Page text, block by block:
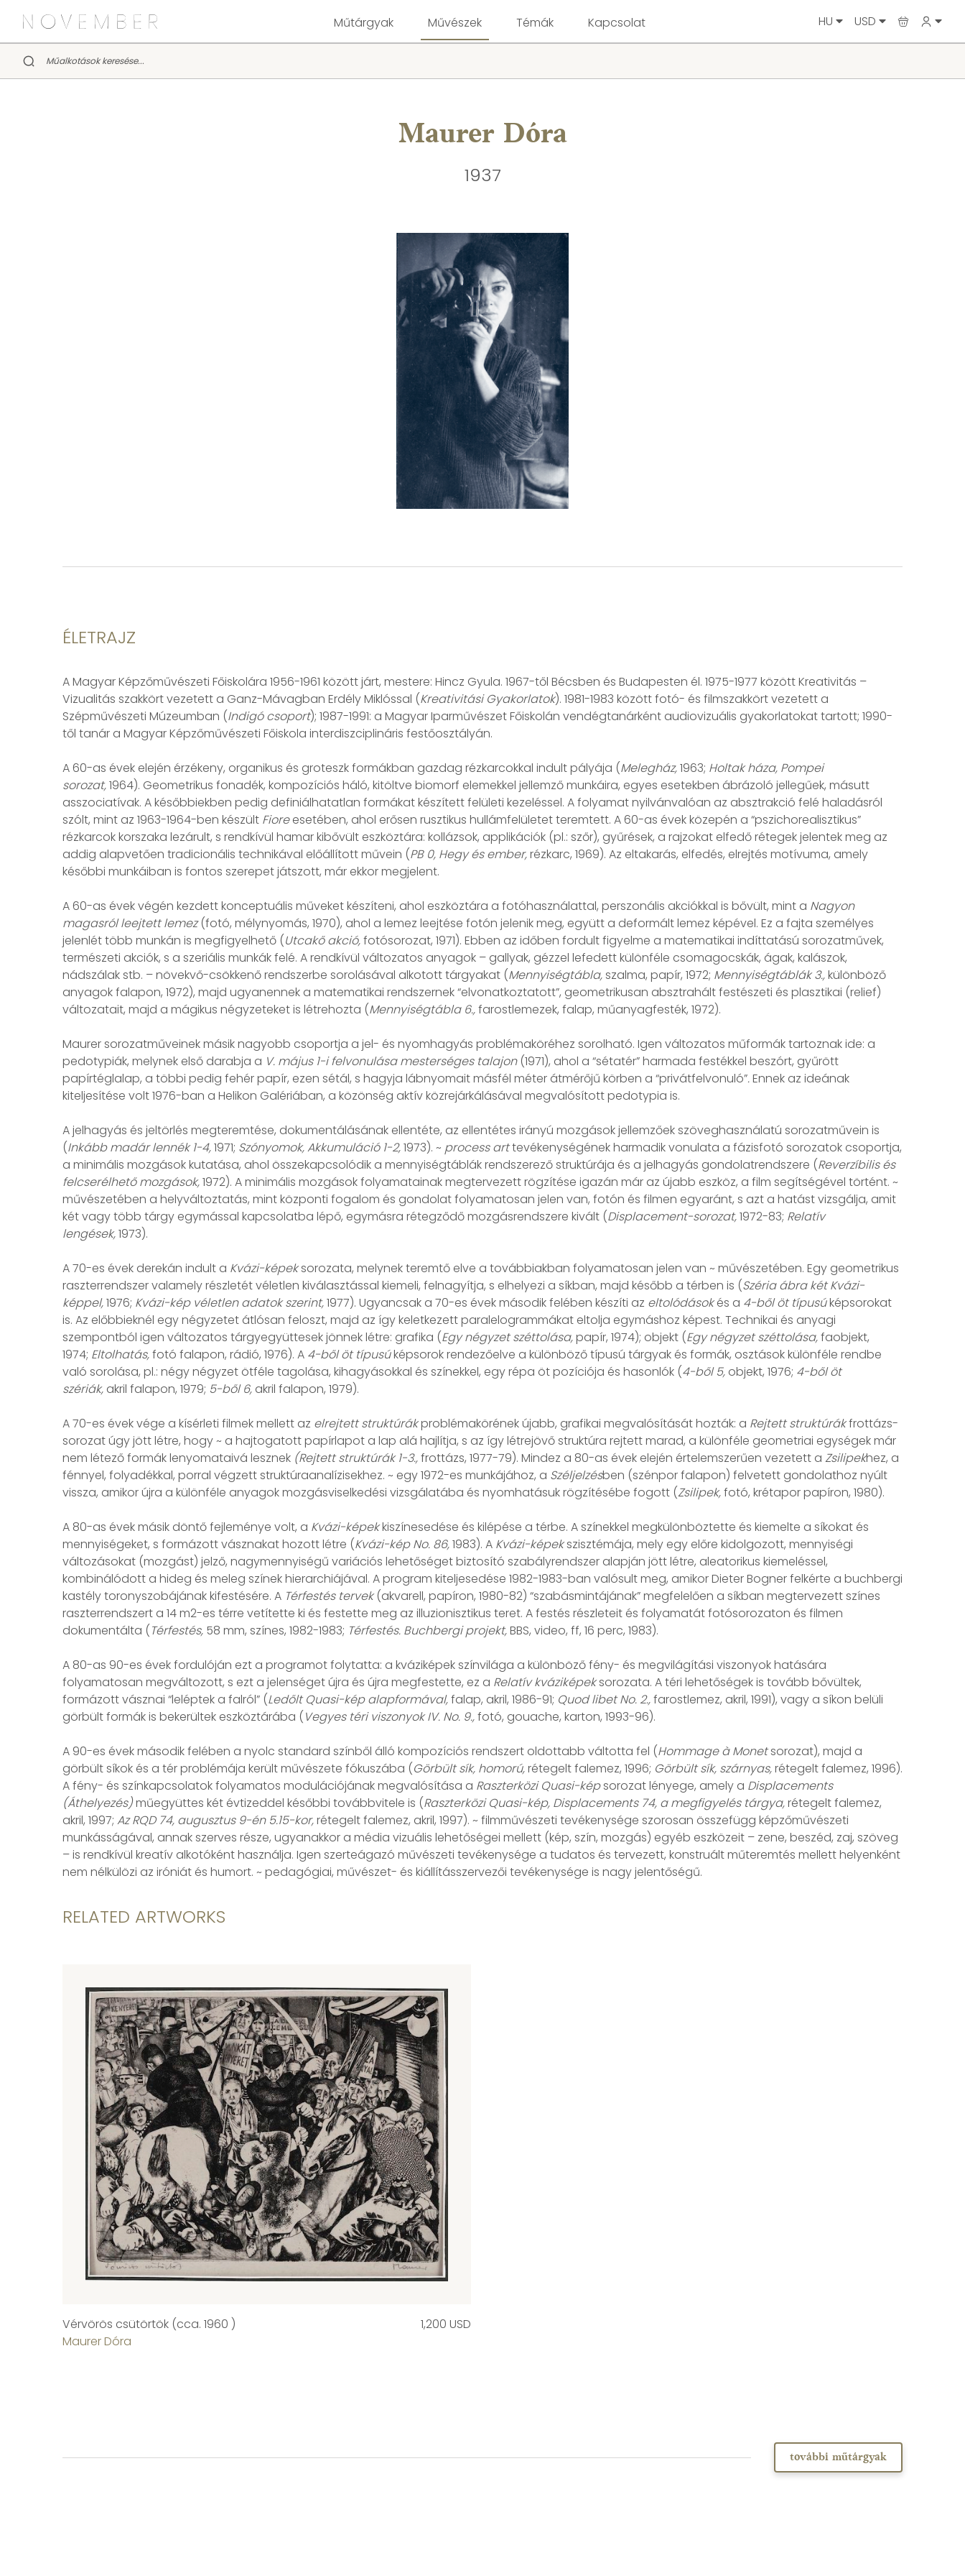
Műtárgyak Művészek Témák Kapcsolat HU USD
Maurer Dóra
1937
ÉLETRAJZ
A Magyar Képzőművészeti Főiskolára 1956-1961 között járt, mestere: Hincz Gyula. 1967-től Bécsben és Budapesten él. 1975-1977 között Kreativitás –
Vizualitás szakkört vezetett a Ganz-Mávagban Erdély Miklóssal (Kreativitási Gyakorlatok). 1981-1983 között fotó- és filmszakkört vezetett a
Szépművészeti Múzeumban (Indigó csoport); 1987-1991: a Magyar Iparművészet Főiskolán vendégtanárként audiovizuális gyakorlatokat tartott; 1990-
től tanár a Magyar Képzőművészeti Főiskola interdiszciplináris festőosztályán.
A 60-as évek elején érzékeny, organikus és groteszk formákban gazdag rézkarcokkal indult pályája (Melegház,1963; Holtak háza, Pompei
sorozat,1964). Geometrikus fonadék, kompozíciós háló, kitöltve biomorf elemekkel jellemző munkáira, egyes esetekben ábrázoló jellegűek, másutt
asszociatívak. A későbbiekben pedig definiálhatatlan formákat készített felületi kezeléssel. A folyamat nyilvánvalóan az absztrakció felé haladásról
szólt, mint az 1963-1964-ben készült Fioreesetében, ahol erősen rusztikus hullámfelületet teremtett. A 60-as évek közepén a “pszichorealisztikus”
rézkarcok korszaka lezárult, s rendkívül hamar kibővült eszköztára: kollázsok, applikációk (pl.: szőr), gyűrések, a rajzokat elfedő rétegek jelentek meg az
addig alapvetően tradicionális technikával előállított művein (PB 0, Hegy és ember,rézkarc, 1969). Az eltakarás, elfedés, elrejtés motívuma, amely
későbbi munkáiban is fontos szerepet játszott, már ekkor megjelent.
A 60-as évek végén kezdett konceptuális műveket készíteni, ahol eszköztára a fotóhasználattal, perszonális akciókkal is bővült, mint a Nagyon
magasról leejtett lemez(fotó, mélynyomás, 1970), ahol a lemez leejtése fotón jelenik meg, együtt a deformált lemez képével. Ez a fajta személyes
jelenlét több munkán is megfigyelhető (Utcakő akció,fotósorozat, 1971). Ebben az időben fordult figyelme a matematikai indíttatású sorozatművek,
természeti akciók, s a szeriális munkák felé. A rendkívül változatos anyagok – gallyak, gézzel lefedett különféle csomagocskák, ágak, kalászok,
nádszálak stb. – növekvő-csökkenő rendszerbe sorolásával alkotott tárgyakat (Mennyiségtábla,szalma, papír, 1972; Mennyiségtáblák 3.,különböző
anyagok falapon, 1972), majd ugyanennek a matematikai rendszernek “elvonatkoztatott”, geometrikusan absztrahált festészeti és plasztikai (relief)
változatait, majd a mágikus négyzeteket is létrehozta (Mennyiségtábla 6.,farostlemezek, falap, műanyagfesték, 1972).
Maurer sorozatműveinek másik nagyobb csoportja a jel- és nyomhagyás problémaköréhez sorolható. Igen változatos műformák tartoznak ide: a
pedotypiák, melynek első darabja a V. május 1-i felvonulása mesterséges talajon(1971), ahol a “sétatér” harmada festékkel beszórt, gyűrött
papírtéglalap, a többi pedig fehér papír, ezen sétál, s hagyja lábnyomait másfél méter átmérőjű körben a “privátfelvonuló”.Ennek az ideának
kiteljesítése volt 1976-ban a Helikon Galériában, a közönség aktív közrejárkálásával megvalósított pedotypia is.
A jelhagyás és jeltörlés megteremtése, dokumentálásának ellentéte, az ellentétes irányú mozgások jellemzőek szöveghasználatú sorozatművein is
(Inkább madár lennék 1-4,1971; Szónyomok, Akkumuláció 1-2,1973). ~ process arttevékenységének harmadik vonulata a fázisfotó sorozatok csoportja,
a minimális mozgások kutatása, ahol összekapcsolódik a mennyiségtáblák rendszerező struktúrája és a jelhagyás gondolatrendszere (Reverzíbilis és
felcserélhető mozgások,1972). A minimális mozgások folyamatainak megtervezett rögzítése igazán már az újabb eszköz, a film segítségével történt. ~
művészetében a helyváltoztatás, mint központi fogalom és gondolat folyamatosan jelen van, fotón és filmen egyaránt, s azt a hatást vizsgálja, amit
két vagy több tárgy egymással kapcsolatba lépő, egymásra rétegződő mozgásrendszere kivált (Displacement-sorozat,1972-83; Relatív
lengések,1973).
A 70-es évek derekán indult a Kvázi-képeksorozata, melynek teremtő elve a továbbiakban folyamatosan jelen van ~ művészetében. Egy geometrikus
raszterrendszer valamely részletét véletlen kiválasztással kiemeli, felnagyítja, s elhelyezi a síkban, majd később a térben is (Széria ábra két Kvázi-
képpel,1976; Kvázi-kép véletlen adatok szerint,1977). Ugyancsak a 70-es évek második felében készíti az eltolódásokés a 4-ből öt típusúképsorokat
is. Az előbbieknél egy négyzetet átlósan feloszt, majd az így keletkezett paralelogrammákat eltolja egymáshoz képest. Technikai és anyagi
szempontból igen változatos tárgyegyüttesek jönnek létre: grafika (Egy négyzet széttolása,papír, 1974); objekt (Egy négyzet széttolása,faobjekt,
1974; Eltolhatás,fotó falapon, rádió, 1976). A 4-ből öt típusúképsorok rendezőelve a különböző típusú tárgyak és formák, osztások különféle rendbe
való sorolása, pl.: négy négyzet ötféle tagolása, kihagyásokkal és színekkel, egy répa öt pozíciója és hasonlók (4-ből 5, objekt, 1976; 4-ből öt
szériák, akril falapon, 1979; 5-ből 6, akril falapon, 1979).
A 70-es évek vége a kísérleti filmek mellett az elrejtett struktúrákproblémakörének újabb, grafikai megvalósítását hozták: a Rejtett struktúrákfrottázs-
sorozat úgy jött létre, hogy ~ a hajtogatott papírlapot a lap alá hajlítja, s az így létrejövő struktúra rejtett marad, a különféle geometriai egységek már
nem létező formák lenyomataivá lesznek (Rejtett struktúrák 1-3.,frottázs, 1977-79). Mindez a 80-as évek elején értelemszerűen vezetett a Zsilipekhez, a
fénnyel, folyadékkal, porral végzett struktúraanalízisekhez. ~ egy 1972-es munkájához, a Széljelzésben (szénpor falapon) felvetett gondolathoz nyúlt
vissza, amikor újra a különféle anyagok mozgásviselkedési vizsgálatába és nyomhatásuk rögzítésébe fogott (Zsilipek,fotó, krétapor papíron, 1980).
A 80-as évek másik döntő fejleménye volt, a Kvázi-képekkiszínesedése és kilépése a térbe. A színekkel megkülönböztette és kiemelte a síkokat és
mennyiségeket, s formázott vásznakat hozott létre (Kvázi-kép No. 86,1983). A Kvázi-képekszisztémája, mely egy előre kidolgozott, mennyiségi
változásokat (mozgást) jelző, nagymennyiségű variációs lehetőséget biztosító szabályrendszer alapján jött létre, aleatorikus kiemeléssel,
kombinálódott a hideg és meleg színek hierarchiájával. A program kiteljesedése 1982-1983-ban valósult meg, amikor Dieter Bogner felkérte a buchbergi
kastély toronyszobájának kifestésére. A Térfestés tervek(akvarell, papíron, 1980-82) “szabásmintájának” megfelelően a síkban megtervezett színes
raszterrendszert a 14 m2-es térre vetítette ki és festette meg az illuzionisztikus teret. A festés részleteit és folyamatát fotósorozaton és filmen
dokumentálta (Térfestés, 58 mm, színes, 1982-1983; Térfestés. Buchbergi projekt,BBS, video, ff, 16 perc, 1983).
A 80-as 90-es évek fordulóján ezt a programot folytatta: a kváziképek színvilága a különböző fény- és megvilágítási viszonyok hatására
folyamatosan megváltozott, s ezt a jelenséget újra és újra megfestette, ez a Relatív kváziképeksorozata. A téri lehetőségek is tovább bővültek,
formázott vásznai “leléptek a falról” (Ledőlt Quasi-kép alapformával,falap, akril, 1986-91; Quod libet No. 2.,farostlemez, akril, 1991), vagy a síkon belüli
görbült formák is bekerültek eszköztárába (Vegyes téri viszonyok IV. No. 9.,fotó, gouache, karton, 1993-96).
A 90-es évek második felében a nyolc standard színből álló kompozíciós rendszert oldottabb váltotta fel (Hommage à Monetsorozat), majd a
görbült síkok és a tér problémája került művészete fókuszába (Görbült sík, homorú,rétegelt falemez, 1996; Görbült sík, szárnyas,rétegelt falemez, 1996).
A fény- és színkapcsolatok folyamatos modulációjának megvalósítása a Raszterközi Quasi-képsorozat lényege, amely a Displacements
(Áthelyezés)műegyüttes két évtizeddel későbbi továbbvitele is (Raszterközi Quasi-kép, Displacements 74, a megfigyelés tárgya,rétegelt falemez,
akril, 1997; Az RQD 74, augusztus 9-én 5.15-kor,rétegelt falemez, akril, 1997). ~ filmművészeti tevékenysége szorosan összefügg képzőművészeti
munkásságával, annak szerves része, ugyanakkor a média vizuális lehetőségei mellett (kép, szín, mozgás) egyéb eszközeit – zene, beszéd, zaj, szöveg
– is rendkívül kreatív alkotóként használja. Igen szerteágazó művészeti tevékenysége a tudatos és tervezett, konstruált műteremtés mellett helyenként
nem nélkülözi az iróniát és humort. ~ pedagógiai, művészet- és kiállításszervezői tevékenysége is nagy jelentőségű.
RELATED ARTWORKS
Vérvörös csütörtök (cca. 1960 )
Maurer Dóra
1,200 USD
további műtárgyak